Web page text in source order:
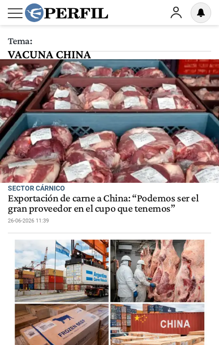
Tema:
VACUNA CHINA
SECTOR CÁRNICO
Exportación de carne a China: “Podemos ser el
gran proveedor en el cupo que tenemos”
26-06-2026 11:39